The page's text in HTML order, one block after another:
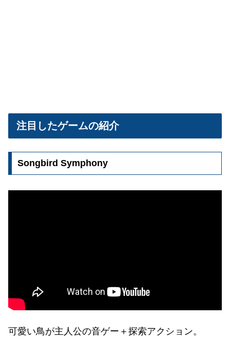
注目したゲームの紹介
Songbird Symphony
可愛い鳥が主人公の音ゲー＋探索アクション。